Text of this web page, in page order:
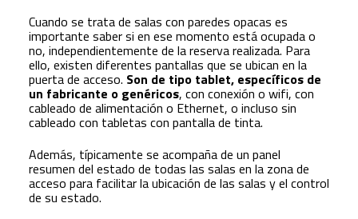
Cuando se trata de salas con paredes opacas es
importante saber si en ese momento está ocupada o
no, independientemente de la reserva realizada. Para
ello, existen diferentes pantallas que se ubican en la
puerta de acceso. Son de tipo tablet, específicos de
un fabricante o genéricos, con conexión o wifi, con
cableado de alimentación o Ethernet, o incluso sin
cableado con tabletas con pantalla de tinta.
Además, típicamente se acompaña de un panel
resumen del estado de todas las salas en la zona de
acceso para facilitar la ubicación de las salas y el control
de su estado.